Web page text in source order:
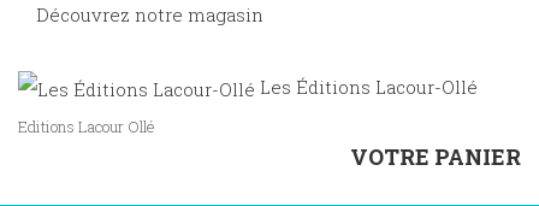
Découvrez notre magasin
Les Éditions Lacour-Ollé
Editions Lacour Ollé
VOTRE PANIER